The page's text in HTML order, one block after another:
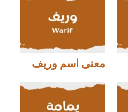
معنى اسم وريف